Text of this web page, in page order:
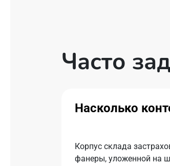
Часто
Насколько
Корпус склада
фанеры, уложенной на